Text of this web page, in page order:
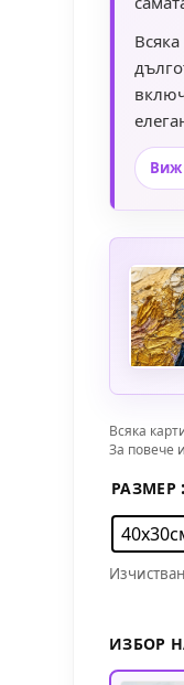
Виж
Всяка
За повече
РАЗМЕР
ИЗБОР